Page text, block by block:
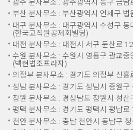
광주 분사무소 : 광주광역시 동구 금
부산 분사무소 : 부산광역시 연제구
대구 분사무소 : 대구광역시 수성구 동
(한국교직원공제회빌딩)
대전 분사무소 : 대전시 서구 둔산로
수원 분사무소 : 수원시 영통구 광교
(백현법조프라자)
의정부 분사무소 : 경기도 의정부 신
성남 분사무소 : 경기도 성남시 중원구
창원 분사무소 : 경상남도 창원시 성
평택 분사무소 : 경기도 평택시 평남
천안 분사무소 : 충남 천안시 동남구